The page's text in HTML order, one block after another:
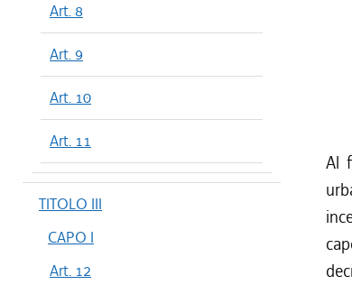
Art. 8
Art. 9
Art. 10
Art. 11
TITOLO III
CAPO I
Art. 12
Al